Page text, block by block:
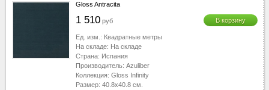
Gloss Antracita
1 510 руб В корзину
Ед. изм.: Квадратные метры
На складе: На складе
Страна: Испания
Производитель: Azuliber
Коллекция: Gloss Infinity
Размер: 40.8x40.8 см.